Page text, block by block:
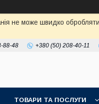
не може швидко
88-48 +380 (50) 208-40-11
ТОВАРИ ТА ПОСЛУГИ